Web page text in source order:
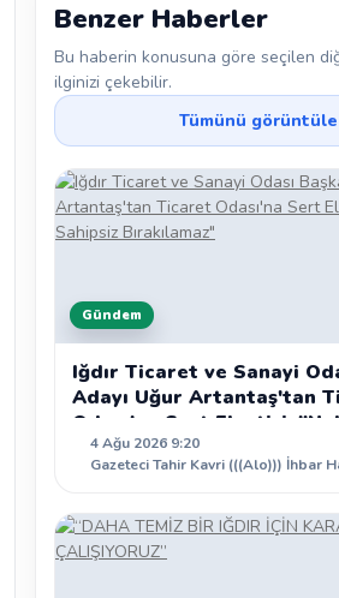
Benzer Haberler
Bu haberin konusuna göre seçilen
ilginizi çekebilir.
Tümünü görüntüle
Gündem
Iğdır Ticaret ve Sanayi
Adayı Uğur Artantaş'tan
Odası'na Sert Eleştiri:
Sahipsiz Bırakılamaz"
4 Ağu 2026 9:20
Gazeteci Tahir Kavri (((Alo))) İhbar